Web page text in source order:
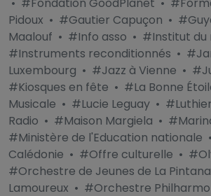
Pidoux • #Gautier Capuçon •
Maalouf • #Info asso • #Institut du
#Instruments reconditionnés •
Luxembourg • #Jazz à Vienne •
#Kiosques en fête • #La Bonne
Musicale • #Lucie Leguay • #Luthier
Radio • #Maison Margiela •
#Ministère de l'Education nationale •
Calédonie • #Offre culturelle •
#Orchestre de Jeunes de La Pintana
Lamoureux • #Orchestre